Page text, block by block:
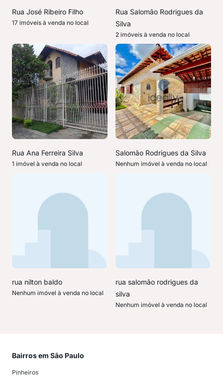
Rua José Ribeiro Filho
17 imóveis à venda no local
Rua Salomão Rodrigues da
Silva
2 imóveis à venda no local
Rua Ana Ferreira Silva
1 imóvel à venda no local
Salomão Rodrigues da Silva
Nenhum imóvel à venda no local
rua nilton baldo
Nenhum imóvel à venda no local
rua salomão rodrigues da
silva
Nenhum imóvel à venda no local
Bairros em São Paulo
Pinheiros